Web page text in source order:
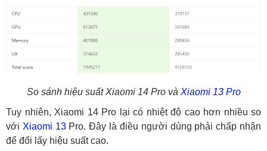
So sánh hiệu suất Xiaomi 14 Pro và Xiaomi 13 Pro
Tuy nhiên, Xiaomi 14 Pro lại có nhiệt độ cao hơn nhiều so
với Xiaomi 13Pro. Đây là điều người dùng phải chấp nhận
để đổi lấy hiệu suất cao.